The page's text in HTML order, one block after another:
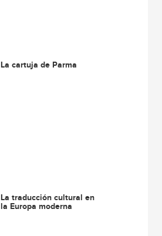
La cartuja de Parma
La traducción cultural en
la Europa moderna